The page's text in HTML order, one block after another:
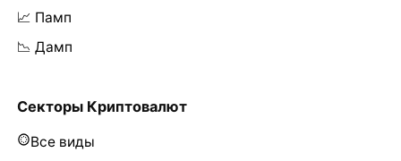
📈 Памп
📉 Дамп
Секторы Криптовалют
Все виды